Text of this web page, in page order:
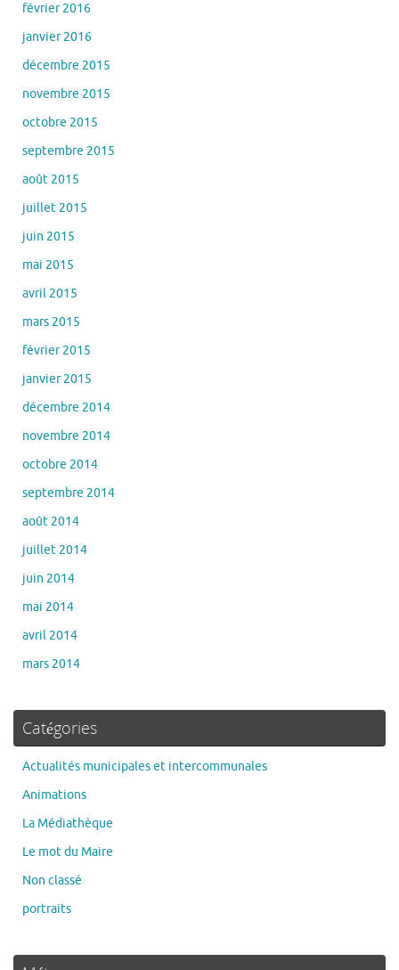
février 2016
janvier 2016
décembre 2015
novembre 2015
octobre 2015
septembre 2015
août 2015
juillet 2015
juin 2015
mai 2015
avril 2015
mars 2015
février 2015
janvier 2015
décembre 2014
novembre 2014
octobre 2014
septembre 2014
août 2014
juillet 2014
juin 2014
mai 2014
avril 2014
mars 2014
Catégories
Actualités municipales et intercommunales
Animations
La Médiathèque
Le mot du Maire
Non classé
portraits